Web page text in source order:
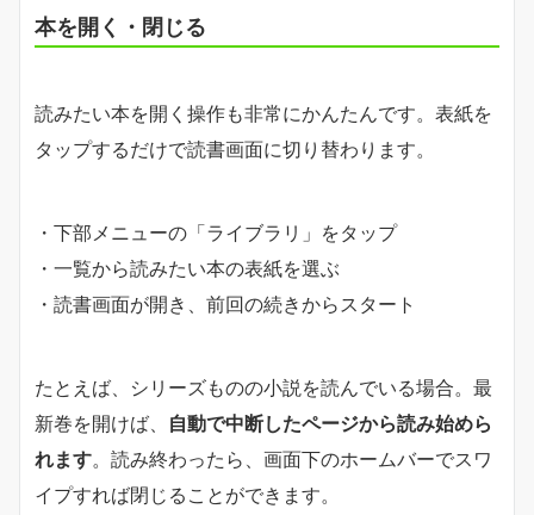
本を開く・閉じる
読みたい本を開く操作も非常にかんたんです。表紙を
タップするだけで読書画面に切り替わります。
・下部メニューの「ライブラリ」をタップ
・一覧から読みたい本の表紙を選ぶ
・読書画面が開き、前回の続きからスタート
たとえば、シリーズものの小説を読んでいる場合。最
新巻を開けば、 自動で中断したページから読み始めら
れます。読み終わったら、画面下のホームバーでスワ
イプすれば閉じることができます。